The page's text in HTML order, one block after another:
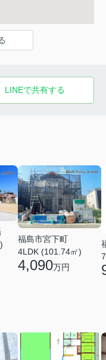
LINEで共有する
福島市宮下町
4LDK (101.74㎡)
4,090万円